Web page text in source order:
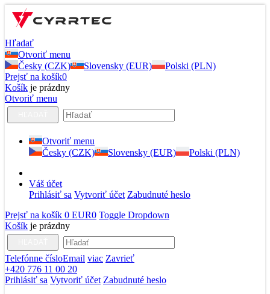
Hľadať
Otvoriť menu
Česky (CZK)
Slovensky (EUR)
Polski (PLN)
Prejsť na košík0
Košík je prázdny
Otvoriť menu
Otvoriť menu
Česky (CZK)
Slovensky (EUR) Polski (PLN)
Váš účet
Prihlásiť sa Vytvoriť účet Zabudnuté heslo
Prejsť na košík 0 EUR0 Toggle Dropdown
Košík je prázdny
Telefónne čísloEmail viac Zavrieť
+420 776 11 00 20
Prihlásiť sa Vytvoriť účet Zabudnuté heslo